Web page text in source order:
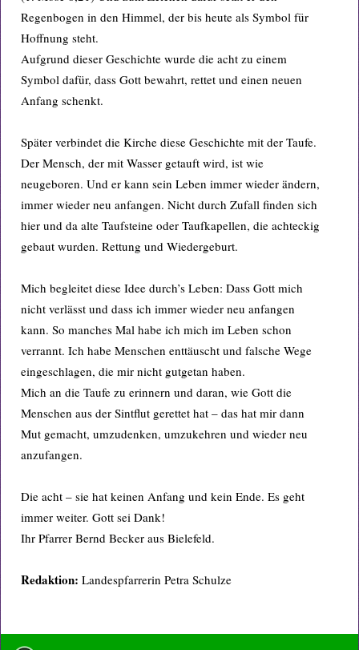
Regenbogen in den Himmel, der bis heute als Symbol für
Hoffnung steht.
Aufgrund dieser Geschichte wurde die acht zu einem
Symbol dafür, dass Gott bewahrt, rettet und einen neuen
Anfang schenkt.
Später verbindet die Kirche diese Geschichte mit der Taufe.
Der Mensch, der mit Wasser getauft wird, ist wie
neugeboren. Und er kann sein Leben immer wieder ändern,
immer wieder neu anfangen. Nicht durch Zufall finden sich
hier und da alte Taufsteine oder Taufkapellen, die achteckig
gebaut wurden. Rettung und Wiedergeburt.
Mich begleitet diese Idee durch’s Leben: Dass Gott mich
nicht verlässt und dass ich immer wieder neu anfangen
kann. So manches Mal habe ich mich im Leben schon
verrannt. Ich habe Menschen enttäuscht und falsche Wege
eingeschlagen, die mir nicht gutgetan haben.
Mich an die Taufe zu erinnern und daran, wie Gott die
Menschen aus der Sintflut gerettet hat – das hat mir dann
Mut gemacht, umzudenken, umzukehren und wieder neu
anzufangen.
Die acht – sie hat keinen Anfang und kein Ende. Es geht
immer weiter. Gott sei Dank!
Ihr Pfarrer Bernd Becker aus Bielefeld.
Redaktion: Landespfarrerin Petra Schulze